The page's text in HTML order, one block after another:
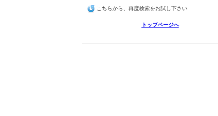
こちらから、再度検索をお試し下さい
トップページへ